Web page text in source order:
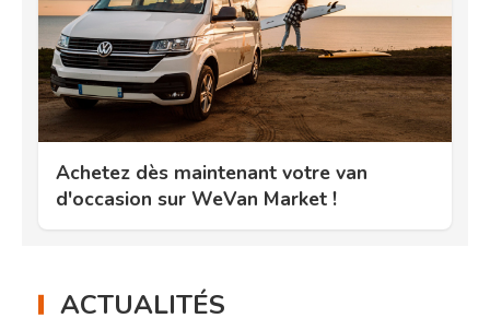
Achetez dès maintenant votre van
d'occasion sur WeVan Market !
ACTUALITÉS